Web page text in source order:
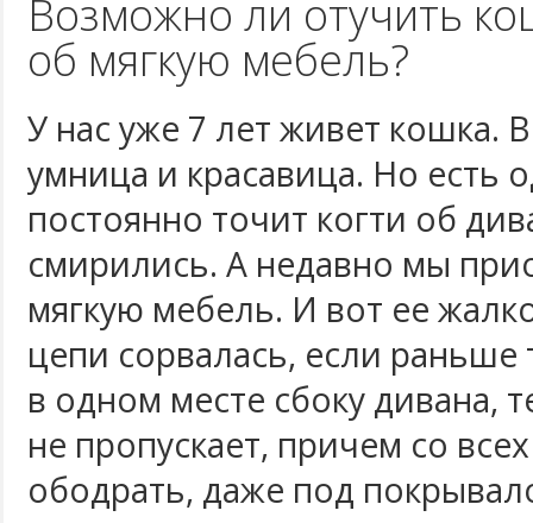
Возможно ли отучить
об мягкую мебель?
У нас уже 7 лет живет кошка.
умница и красавица. Но есть
постоянно точит когти об
смирились. А недавно мы
мягкую мебель. И вот ее
цепи сорвалась, если раньше
в одном месте сбоку дивана,
не пропускает, причем со
ободрать, даже под